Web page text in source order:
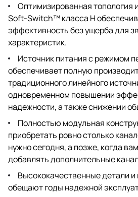
Оптимизированная топология
Soft-Switch™ класса H
эффективность без ущерба для
характеристик.
Источник питания с режимом
обеспечивает полную
традиционного линейного
одновременном повышении
надежности, а также снижении
Полностью модульная
приобретать ровно столько
нужно сегодня, а позже, когда
добавлять дополнительные
Высококачественные детали и
обещают годы надежной